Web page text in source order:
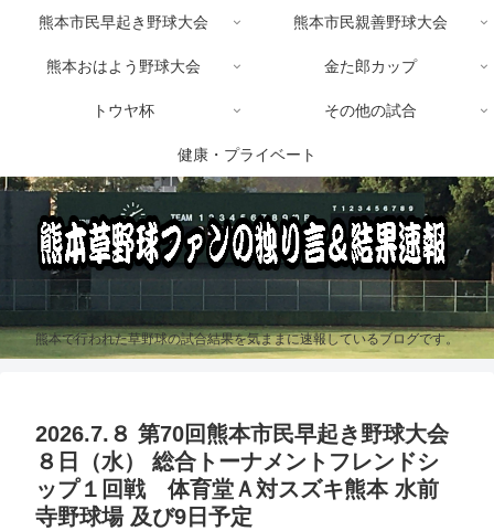
熊本で行われた草野球の試合結果を気ままに速報しているブログです。
熊本市民早起き野球大会 熊本市民親善野球大会
熊本おはよう野球大会 金た郎カップ
トウヤ杯 その他の試合
健康・プライベート
2026.7.８ 第70回熊本市民早起き野球大会
８日（水） 総合トーナメントフレンドシ
ップ１回戦 体育堂Ａ対スズキ熊本 水前
寺野球場 及び9日予定